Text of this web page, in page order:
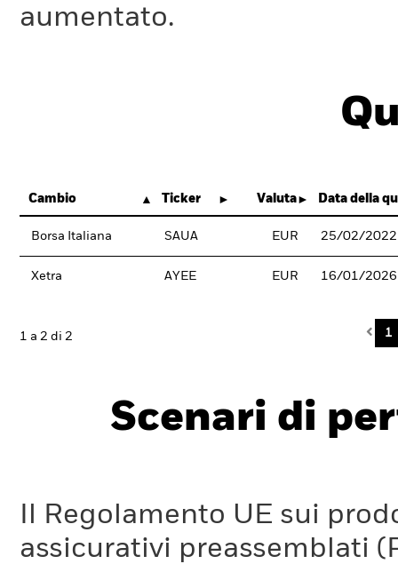
aumentato.
Cambio Ticker Valuta Data della
Borsa Italiana SAUA EUR 25/02/2022
Xetra AYEE EUR 16/01/2026
1 a 2 di 2 1
Scenari di
Il Regolamento UE sui
assicurativi preassemblati